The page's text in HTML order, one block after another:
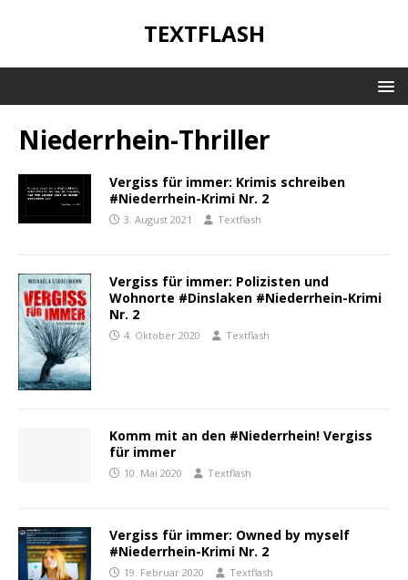
TEXTFLASH
Niederrhein-Thriller
Vergiss für immer: Krimis schreiben
#Niederrhein-Krimi Nr. 2
3. August 2021 Textflash
Vergiss für immer: Polizisten und
Wohnorte #Dinslaken #Niederrhein-Krimi
Nr. 2
4. Oktober 2020 Textflash
Komm mit an den #Niederrhein! Vergiss
für immer
10. Mai 2020 Textflash
Vergiss für immer: Owned by myself
#Niederrhein-Krimi Nr. 2
19. Februar 2020 Textflash